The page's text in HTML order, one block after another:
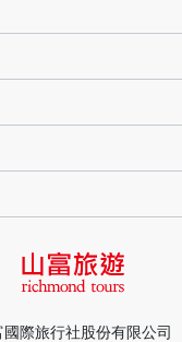
國際旅行社股份有限公司